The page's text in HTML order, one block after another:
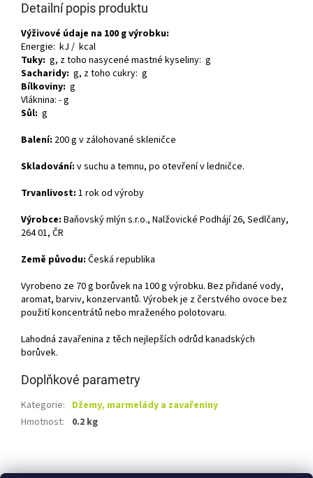
Detailní popis produktu
Výživové údaje na 100 g výrobku:
Energie: kJ / kcal
Tuky: g, z toho nasycené mastné kyseliny: g
Sacharidy: g, z toho cukry: g
Bílkoviny: g
Vláknina: - g
Sůl: g
Balení: 200 g v zálohované skleničce
Skladování: v suchu a temnu, po otevření v ledničce.
Trvanlivost: 1 rok od výroby
Výrobce: Baňovský mlýn s.r.o., Nalžovické Podhájí 26, Sedlčany,
264 01, ČR
Země původu: Česká republika
Vyrobeno ze 70 g borůvek na 100 g výrobku. Bez přidané vody,
aromat, barviv, konzervantů. Výrobek je z čerstvého ovoce bez
použití koncentrátů nebo mraženého polotovaru.
Lahodná zavařenina z těch nejlepších odrůd kanadských
borůvek.
Doplňkové parametry
Kategorie: Džemy, marmelády a zavařeniny
Hmotnost: 0.2 kg